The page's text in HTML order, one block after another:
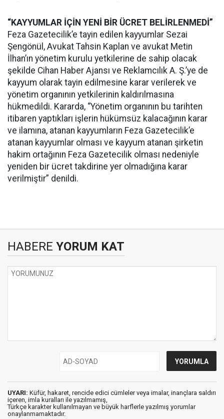
“KAYYUMLAR İÇİN YENİ BİR ÜCRET BELİRLENMEDİ”
Feza Gazetecilik’e tayin edilen kayyumlar Sezai
Şengönül, Avukat Tahsin Kaplan ve avukat Metin
İlhan’ın yönetim kurulu yetkilerine de sahip olacak
şekilde Cihan Haber Ajansı ve Reklamcılık A. Ş.’ye de
kayyum olarak tayin edilmesine karar verilerek ve
yönetim organının yetkilerinin kaldırılmasına
hükmedildi. Kararda, “Yönetim organının bu tarihten
itibaren yaptıkları işlerin hükümsüz kalacağının karar
ve ilamına, atanan kayyumların Feza Gazetecilik’e
atanan kayyumlar olması ve kayyum atanan şirketin
hakim ortağının Feza Gazetecilik olması nedeniyle
yeniden bir ücret takdirine yer olmadığına karar
verilmiştir” denildi.
HABERE YORUM KAT
UYARI: Küfür, hakaret, rencide edici cümleler veya imalar, inançlara saldırı
içeren, imla kuralları ile yazılmamış,
Türkçe karakter kullanılmayan ve büyük harflerle yazılmış yorumlar
onaylanmamaktadır.